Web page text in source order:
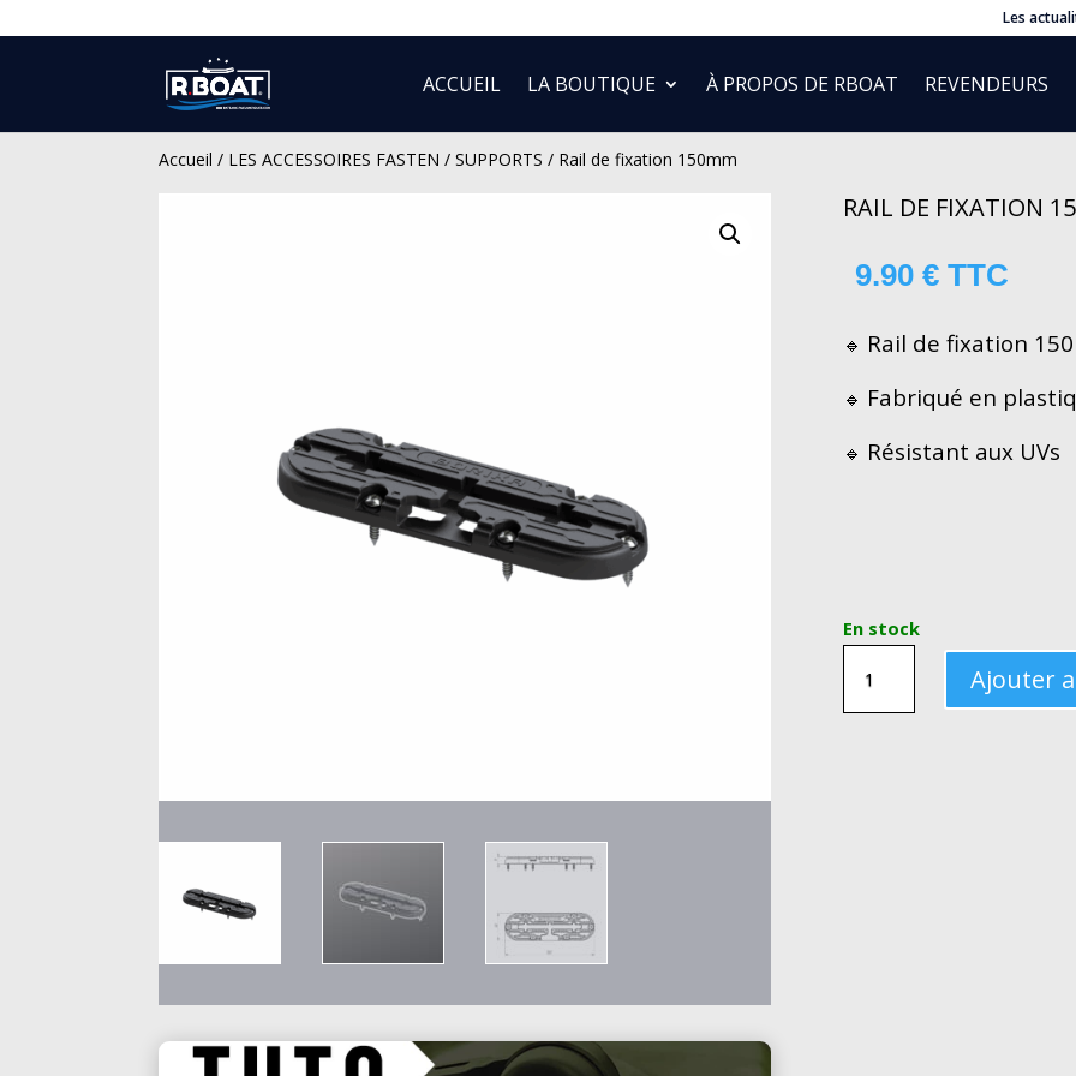
Les
ACCUEIL LA BOUTIQUE À PROPOS DE RBOAT REVENDEURS
Accueil / LES ACCESSOIRES FASTEN / SUPPORTS / Rail de fixation 150mm
RAIL DE FIXATION
9.90 € TTC
🔹 Rail de fixation
🔹 Fabriqué en
🔹 Résistant aux UVs
En stock
Ajouter